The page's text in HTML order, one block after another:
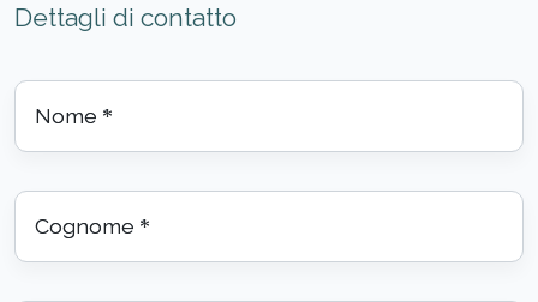
Dettagli di contatto
Nome *
Cognome *